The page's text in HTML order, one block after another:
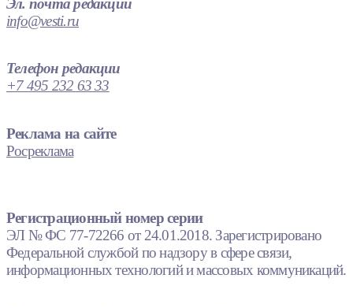
Эл. почта редакции
info@vesti.ru
Телефон редакции
+7 495 232 63 33
Реклама на сайте
Росреклама
Регистрационный номер серии
ЭЛ № ФС 77-72266 от 24.01.2018. Зарегистрировано
Федеральной службой по надзору в сфере связи,
информационных технологий и массовых коммуникаций.